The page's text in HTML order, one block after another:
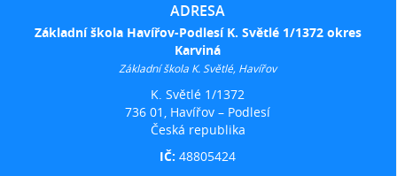
ADRESA
Základní škola Havířov-Podlesí K. Světlé 1/1372 okres
Karviná
Základní škola K. Světlé, Havířov
K. Světlé 1/1372
736 01, Havířov – Podlesí
Česká republika
IČ:48805424